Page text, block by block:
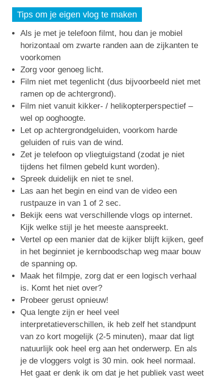
Tips om je eigen vlog te maken
Als je met je telefoon filmt, hou dan je mobiel
horizontaal om zwarte randen aan de zijkanten te
voorkomen
Zorg voor genoeg licht.
Film niet met tegenlicht (dus bijvoorbeeld niet met
ramen op de achtergrond).
Film niet vanuit kikker- / helikopterperspectief –
wel op ooghoogte.
Let op achtergrondgeluiden, voorkom harde
geluiden of ruis van de wind.
Zet je telefoon op vliegtuigstand (zodat je niet
tijdens het filmen gebeld kunt worden).
Spreek duidelijk en niet te snel.
Las aan het begin en eind van de video een
rustpauze in van 1 of 2 sec.
Bekijk eens wat verschillende vlogs op internet.
Kijk welke stijl je het meeste aanspreekt.
Vertel op een manier dat de kijker blijft kijken, geef
in het beginniet je kernboodschap weg maar bouw
de spanning op.
Maak het filmpje, zorg dat er een logisch verhaal
is. Komt het niet over?
Probeer gerust opnieuw!
Qua lengte zijn er heel veel
interpretatieverschillen, ik heb zelf het standpunt
van zo kort mogelijk (2-5 minuten), maar dat ligt
natuurlijk ook heel erg aan het onderwerp. En als
je de vloggers volgt is 30 min. ook heel normaal.
Het gaat er denk ik om dat je het publiek vast weet